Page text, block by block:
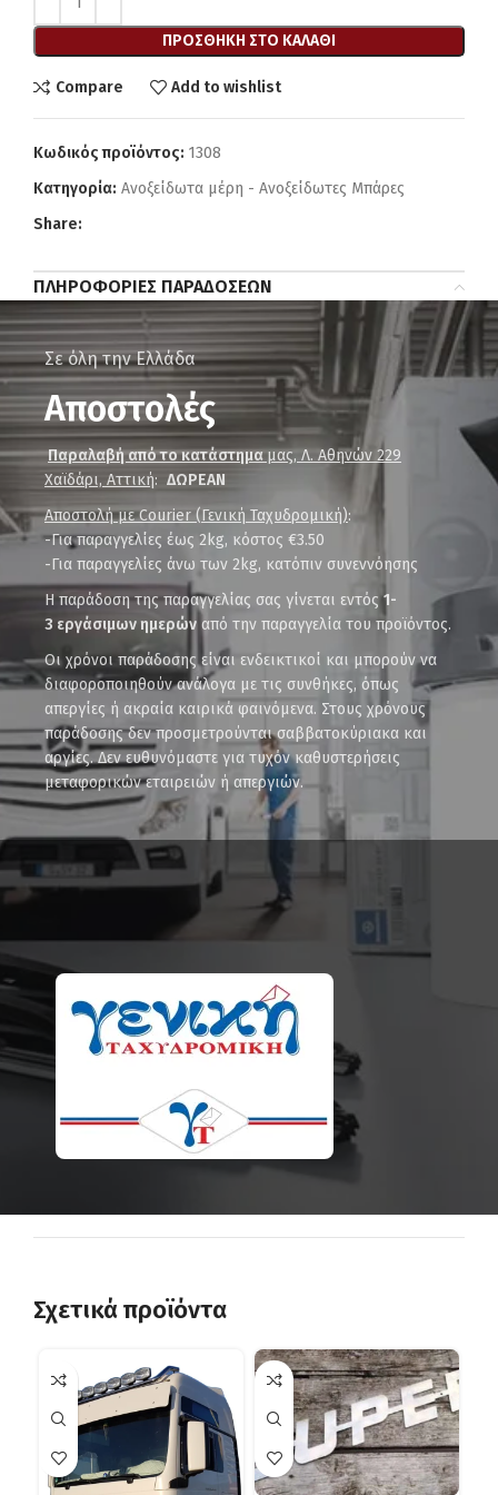
ΠΡΟΣΘΉΚΗ ΣΤΟ ΚΑΛΆΘΙ
Compare Add to wishlist
Κωδικός προϊόντος: 1308
Κατηγορία: Ανοξείδωτα μέρη - Ανοξείδωτες Μπάρες
Share:
ΠΛΗΡΟΦΟΡΊΕΣ ΠΑΡΑΔΌΣΕΩΝ
Σε όλη την Ελλάδα
Αποστολές
Παραλαβή από το κατάστημα μας, Λ. Αθηνών 229
Χαϊδάρι, Αττική:ΔΩΡΕΑΝ
Αποστολή με Courier (Γενική Ταχυδρομική):
-Για παραγγελίες έως 2kg, κόστος €3.50
-Για παραγγελίες άνω των 2kg, κατόπιν συνεννόησης
Η παράδοση της παραγγελίας σας γίνεται εντός1-
3 εργάσιμων ημερών από την παραγγελία του προϊόντος.
Οι χρόνοι παράδοσης είναι ενδεικτικοί και μπορούν να
διαφοροποιηθούν ανάλογα με τις συνθήκες, όπως
απεργίες ή ακραία καιρικά φαινόμενα. Στους χρόνους
παράδοσης δεν προσμετρούνται σαββατοκύριακα και
αργίες. Δεν ευθυνόμαστε για τυχόν καθυστερήσεις
μεταφορικών εταιρειών ή απεργιών.
Σχετικά προϊόντα